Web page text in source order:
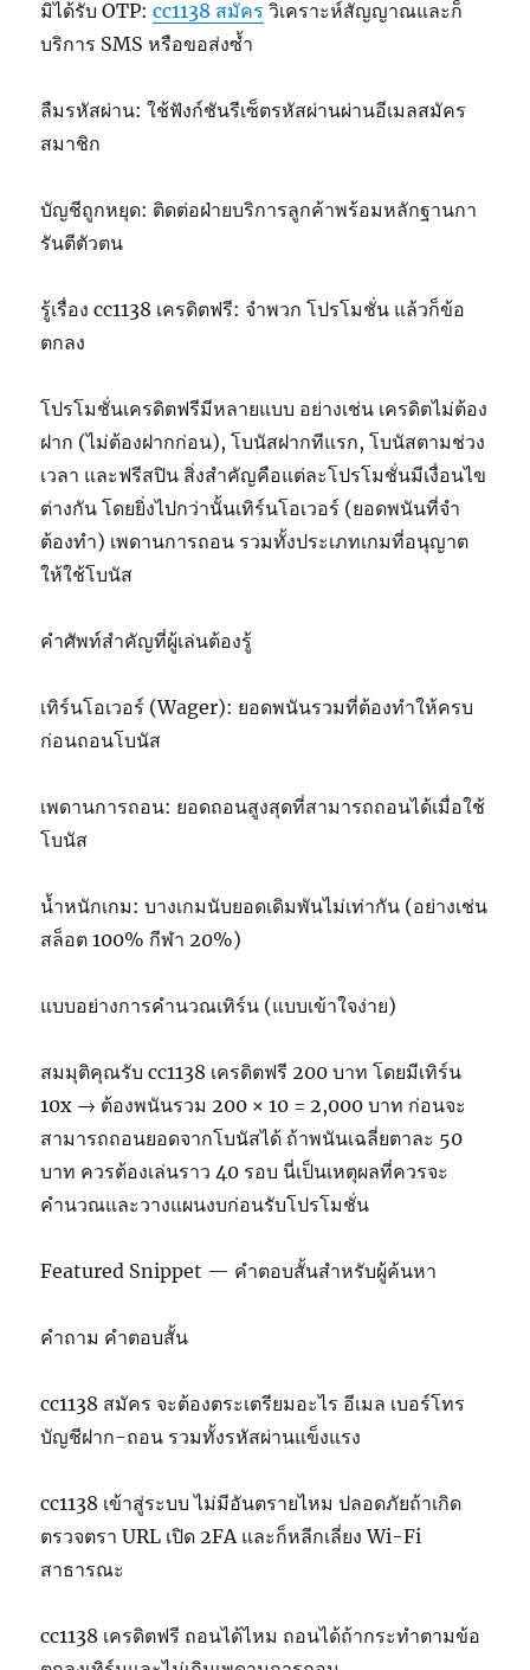
มิได้รับ OTP:cc1138 สมัคร วิเคราะห์สัญญาณและก็
บริการ SMS หรือขอส่งซ้ำ
ลืมรหัสผ่าน: ใช้ฟังก์ชันรีเซ็ตรหัสผ่านผ่านอีเมลสมัคร
สมาชิก
บัญชีถูกหยุด: ติดต่อฝ่ายบริการลูกค้าพร้อมหลักฐานกา
รันตีตัวตน
รู้เรื่อง cc1138 เครดิตฟรี: จำพวก โปรโมชั่น แล้วก็ข้อ
ตกลง
โปรโมชั่นเครดิตฟรีมีหลายแบบ อย่างเช่น เครดิตไม่ต้อง
ฝาก (ไม่ต้องฝากก่อน), โบนัสฝากทีแรก, โบนัสตามช่วง
เวลา และฟรีสปิน สิ่งสำคัญคือแต่ละโปรโมชั่นมีเงื่อนไข
ต่างกัน โดยยิ่งไปกว่านั้นเทิร์นโอเวอร์ (ยอดพนันที่จำ
ต้องทำ) เพดานการถอน รวมทั้งประเภทเกมที่อนุญาต
ให้ใช้โบนัส
คำศัพท์สำคัญที่ผู้เล่นต้องรู้
เทิร์นโอเวอร์ (Wager): ยอดพนันรวมที่ต้องทำให้ครบ
ก่อนถอนโบนัส
เพดานการถอน: ยอดถอนสูงสุดที่สามารถถอนได้เมื่อใช้
โบนัส
น้ำหนักเกม: บางเกมนับยอดเดิมพันไม่เท่ากัน (อย่างเช่น
สล็อต 100% กีฬา 20%)
แบบอย่างการคำนวณเทิร์น (แบบเข้าใจง่าย)
สมมุติคุณรับ cc1138 เครดิตฟรี 200 บาท โดยมีเทิร์น
10x → ต้องพนันรวม 200 × 10 = 2,000 บาท ก่อนจะ
สามารถถอนยอดจากโบนัสได้ ถ้าพนันเฉลี่ยตาละ 50
บาท ควรต้องเล่นราว 40 รอบ นี่เป็นเหตุผลที่ควรจะ
คำนวณและวางแผนงบก่อนรับโปรโมชั่น
Featured Snippet — คำตอบสั้นสำหรับผู้ค้นหา
คำถาม คำตอบสั้น
cc1138 สมัคร จะต้องตระเตรียมอะไร อีเมล เบอร์โทร
บัญชีฝาก-ถอน รวมทั้งรหัสผ่านแข็งแรง
cc1138 เข้าสู่ระบบ ไม่มีอันตรายไหม ปลอดภัยถ้าเกิด
ตรวจตรา URL เปิด 2FA และก็หลีกเลี่ยง Wi-Fi
สาธารณะ
cc1138 เครดิตฟรี ถอนได้ไหม ถอนได้ถ้ากระทำตามข้อ